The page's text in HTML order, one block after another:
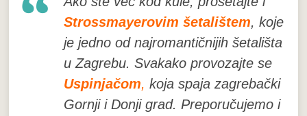
Strossmayerovim šetalištem, koje
je jedno od najromantičnijih šetališta
u Zagrebu. Svakako provozajte se
Uspinjačom, koja spaja zagrebački
Gornji i Donji grad. Preporučujemo i